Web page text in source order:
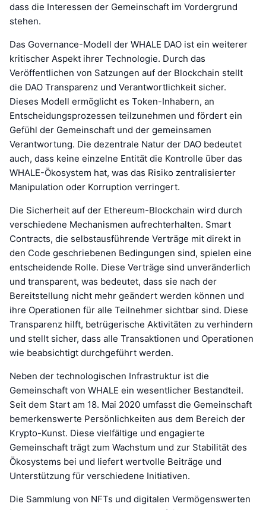
dass die Interessen der Gemeinschaft im Vordergrund
stehen.
Das Governance-Modell der WHALE DAO ist ein weiterer
kritischer Aspekt ihrer Technologie. Durch das
Veröffentlichen von Satzungen auf der Blockchain stellt
die DAO Transparenz und Verantwortlichkeit sicher.
Dieses Modell ermöglicht es Token-Inhabern, an
Entscheidungsprozessen teilzunehmen und fördert ein
Gefühl der Gemeinschaft und der gemeinsamen
Verantwortung. Die dezentrale Natur der DAO bedeutet
auch, dass keine einzelne Entität die Kontrolle über das
WHALE-Ökosystem hat, was das Risiko zentralisierter
Manipulation oder Korruption verringert.
Die Sicherheit auf der Ethereum-Blockchain wird durch
verschiedene Mechanismen aufrechterhalten. Smart
Contracts, die selbstausführende Verträge mit direkt in
den Code geschriebenen Bedingungen sind, spielen eine
entscheidende Rolle. Diese Verträge sind unveränderlich
und transparent, was bedeutet, dass sie nach der
Bereitstellung nicht mehr geändert werden können und
ihre Operationen für alle Teilnehmer sichtbar sind. Diese
Transparenz hilft, betrügerische Aktivitäten zu verhindern
und stellt sicher, dass alle Transaktionen und Operationen
wie beabsichtigt durchgeführt werden.
Neben der technologischen Infrastruktur ist die
Gemeinschaft von WHALE ein wesentlicher Bestandteil.
Seit dem Start am 18. Mai 2020 umfasst die Gemeinschaft
bemerkenswerte Persönlichkeiten aus dem Bereich der
Krypto-Kunst. Diese vielfältige und engagierte
Gemeinschaft trägt zum Wachstum und zur Stabilität des
Ökosystems bei und liefert wertvolle Beiträge und
Unterstützung für verschiedene Initiativen.
Die Sammlung von NFTs und digitalen Vermögenswerten